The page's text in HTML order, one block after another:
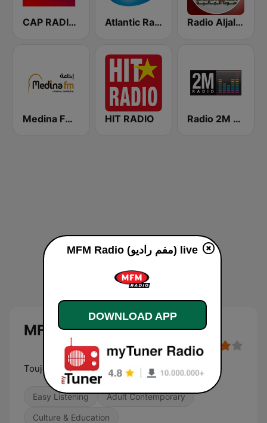
CAP RADIO MAROC Atlantic Radio (أتلانتيك راديو) Radio Aljalia - راديو الجالية
Medina FM (إذاعة مدينة فم) HIT RADIO Radio 2M (راديو 2 م)
MFM Radio (مفم راديو)
Toujours au sommet ديما فالقمة
Easy Listening Adult Contemporary
Culture & Education
MFM Radio (مفم راديو) live
DOWNLOAD APP